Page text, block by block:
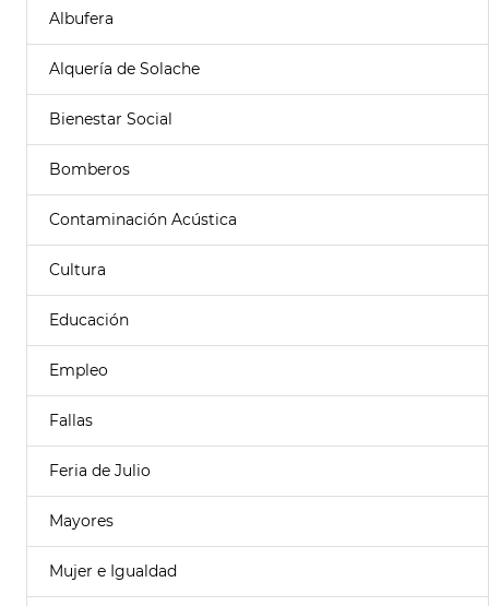
Albufera
Alquería de Solache
Bienestar Social
Bomberos
Contaminación Acústica
Cultura
Educación
Empleo
Fallas
Feria de Julio
Mayores
Mujer e Igualdad